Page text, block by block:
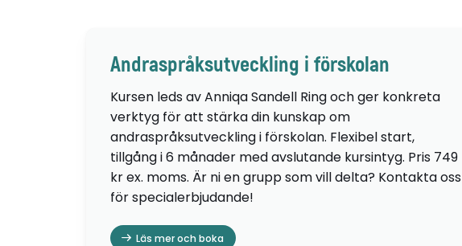
Andraspråksutveckling i förskolan
Kursen leds av Anniqa Sandell Ring och ger konkreta
verktyg för att stärka din kunskap om
andraspråksutveckling i förskolan. Flexibel start,
tillgång i 6 månader med avslutande kursintyg. Pris 749
kr ex. moms. Är ni en grupp som vill delta? Kontakta oss
för specialerbjudande!
Läs mer och boka